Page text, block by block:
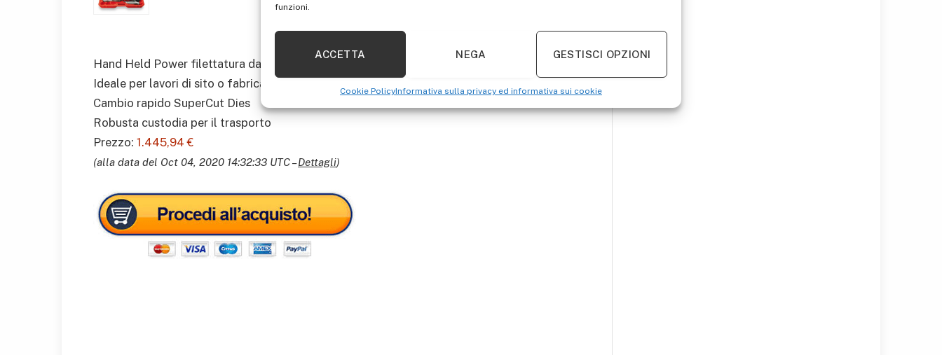
funzioni.
ACCETTA NEGA GESTISCI OPZIONI
Cookie PolicyInformativa sulla privacy ed informativa sui cookie
Hand Held Power filettatura da 1/2 A 5,1 cm
Ideale per lavori di sito o fabrication
Cambio rapido SuperCut Dies
Robusta custodia per il trasporto
Prezzo: 1.445,94 €
(alla data del Oct 04, 2020 14:32:33 UTC –Dettagli)